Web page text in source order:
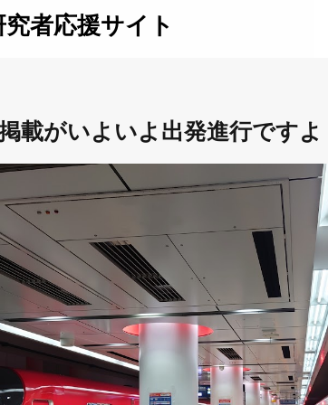
者応援サイト
載がいよいよ出発進行ですよ